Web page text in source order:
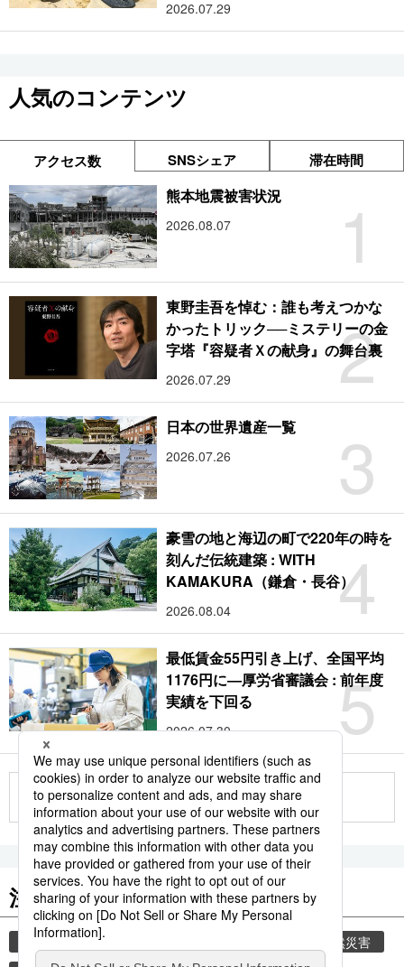
2026.07.29
人気のコンテンツ
アクセス数 SNSシェア 滞在時間
1
熊本地震被害状況
2026.08.07
2
東野圭吾を悼む：誰も考えつかな
かったトリック──ミステリーの金
字塔『容疑者Ｘの献身』の舞台裏
2026.07.29
3
日本の世界遺産一覧
2026.07.26
4
豪雪の地と海辺の町で220年の時を
刻んだ伝統建築 : WITH
KAMAKURA（鎌倉・長谷）
2026.08.04
5
最低賃金55円引き上げ、全国平均
1176円に―厚労省審議会 : 前年度
実績を下回る
2026.07.30
もっと見る
注目のキーワード
共同通信ニュース
自然災害